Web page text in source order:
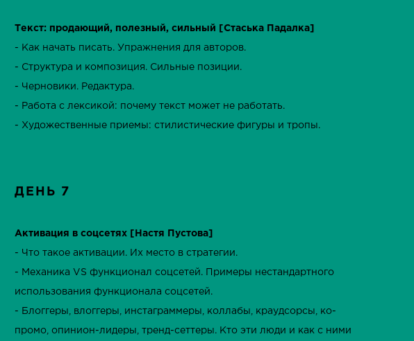
Текст: продающий, полезный, сильный [Стаська Падалка]
- Как начать писать. Упражнения для авторов.
- Структура и композиция. Сильные позиции.
- Черновики. Редактура.
- Работа с лексикой: почему текст может не работать.
- Художественные приемы: стилистические фигуры и тропы.
ДЕНЬ 7
Активация в соцсетях [Настя Пустова]
- Что такое активации. Их место в стратегии.
- Механика VS функционал соцсетей. Примеры нестандартного
использования функционала соцсетей.
- Блоггеры, влоггеры, инстаграммеры, коллабы, краудсорсы, ко-
промо, опинион-лидеры, тренд-сеттеры. Кто эти люди и как с ними